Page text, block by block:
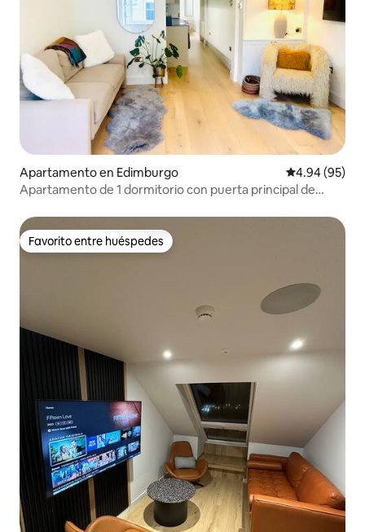
Apartamento en Edimburgo Calificación
4.94 (95)
Apartamento de 1 dormitorio con puerta principal de
Favorito entre huéspedes
Favorito entre huéspedes